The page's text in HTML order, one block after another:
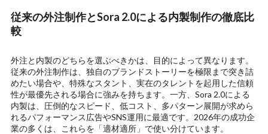
従来の外注制作とSora 2.0による内製制作の徹底比
較
外注と内製のどちらを選ぶべきかは、目的によって異なります。
従来の外注制作は、独自のブランドストーリーを極限まで突き詰
めたい場合や、特殊なスタント、実在のタレントを起用した信頼
性が最優先される場合に強みを持ちます。一方、Sora 2.0による
内製は、圧倒的なスピード、低コスト、多パターン展開が求めら
れるパフォーマンス広告やSNS運用に最適です。2026年の成功企
業の多くは、これらを「適材適所」で使い分けています。